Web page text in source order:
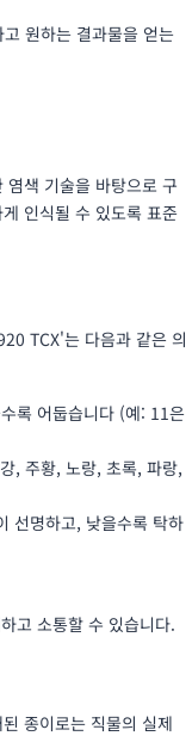
원하는 결과물을 얻는
색 기술을 바탕으로 구
인식될 수 있도록 표준
TCX'는 다음과 같은 의
록 어둡습니다 (예: 11은
, 주황, 노랑, 초록, 파랑,
선명하고, 낮을수록 탁하
고 소통할 수 있습니다.
종이로는 직물의 실제